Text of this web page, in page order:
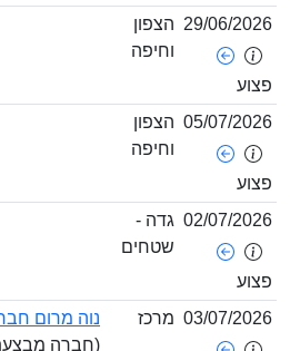
29/06/ הצפון
וחיפה
05/07/ הצפון
וחיפה
02/07/ גדה -
שטחים
03/07/ מרכז
נוה מרום חברה
(חברה מבצעת)